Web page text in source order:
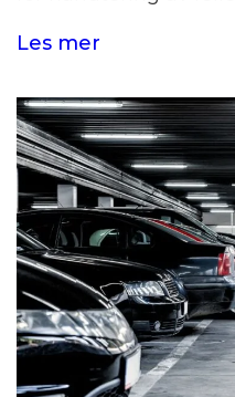
Les mer